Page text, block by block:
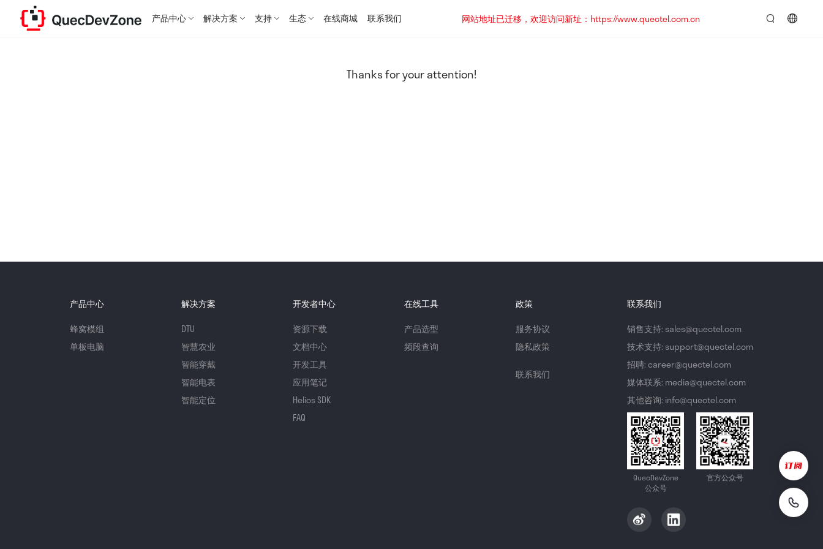
产品中心 解决方案 支持 生态 在线商城 联系我们
网站地址已迁移，欢迎访问新址：https://www.quectel.com.cn
Thanks for your attention!
产品中心
蜂窝模组
单板电脑
解决方案
DTU
智慧农业
智能穿戴
智能电表
智能定位
开发者中心
资源下载
文档中心
开发工具
应用笔记
Helios SDK
FAQ
在线工具
产品选型
频段查询
政策
服务协议
隐私政策
联系我们
联系我们
销售支持: sales@quectel.com
技术支持: support@quectel.com
招聘: career@quectel.com
媒体联系: media@quectel.com
其他咨询: info@quectel.com
QuecDevZone
公众号
官方公众号